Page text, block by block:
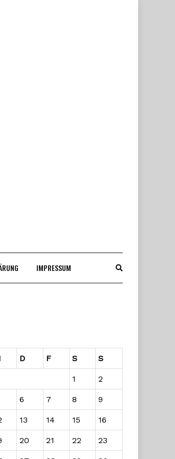
IMPRESSUM
D F S S
1 2
6 7 8 9
13 14 15 16
20 21 22 23